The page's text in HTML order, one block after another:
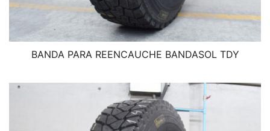
BANDA PARA REENCAUCHE BANDASOL TDY